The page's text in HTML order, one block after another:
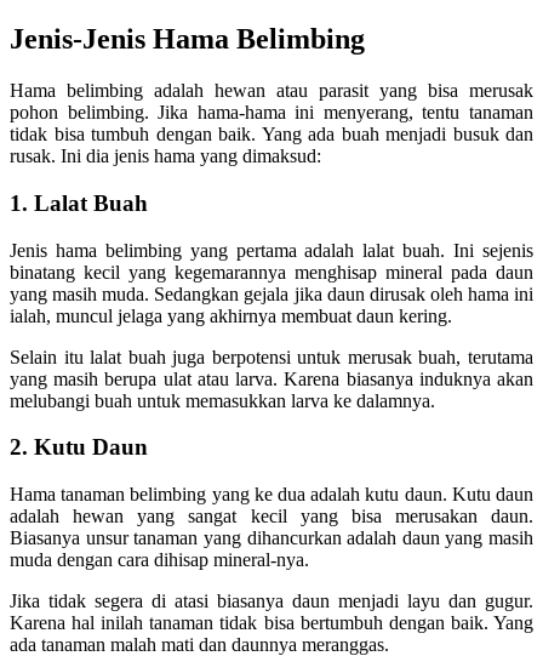
Jenis-Jenis Hama Belimbing
Hama belimbing adalah hewan atau parasit yang bisa merusak
pohon belimbing. Jika hama-hama ini menyerang, tentu tanaman
tidak bisa tumbuh dengan baik. Yang ada buah menjadi busuk dan
rusak. Ini dia jenis hama yang dimaksud:
1. Lalat Buah
Jenis hama belimbing yang pertama adalah lalat buah. Ini sejenis
binatang kecil yang kegemarannya menghisap mineral pada daun
yang masih muda. Sedangkan gejala jika daun dirusak oleh hama ini
ialah, muncul jelaga yang akhirnya membuat daun kering.
Selain itu lalat buah juga berpotensi untuk merusak buah, terutama
yang masih berupa ulat atau larva. Karena biasanya induknya akan
melubangi buah untuk memasukkan larva ke dalamnya.
2. Kutu Daun
Hama tanaman belimbing yang ke dua adalah kutu daun. Kutu daun
adalah hewan yang sangat kecil yang bisa merusakan daun.
Biasanya unsur tanaman yang dihancurkan adalah daun yang masih
muda dengan cara dihisap mineral-nya.
Jika tidak segera di atasi biasanya daun menjadi layu dan gugur.
Karena hal inilah tanaman tidak bisa bertumbuh dengan baik. Yang
ada tanaman malah mati dan daunnya meranggas.